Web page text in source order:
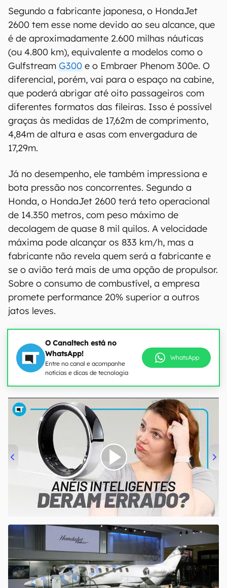
Segundo a fabricante japonesa, o HondaJet
2600 tem esse nome devido ao seu alcance, que
é de aproximadamente 2.600 milhas náuticas
(ou 4.800 km), equivalente a modelos como o
Gulfstream G300 e o Embraer Phenom 300e. O
diferencial, porém, vai para o espaço na cabine,
que poderá abrigar até oito passageiros com
diferentes formatos das fileiras. Isso é possível
graças às medidas de 17,62m de comprimento,
4,84m de altura e asas com envergadura de
17,29m.
Já no desempenho, ele também impressiona e
bota pressão nos concorrentes. Segundo a
Honda, o HondaJet 2600 terá teto operacional
de 14.350 metros, com peso máximo de
decolagem de quase 8 mil quilos. A velocidade
máxima pode alcançar os 833 km/h, mas a
fabricante não revela quem será a fabricante e
se o avião terá mais de uma opção de propulsor.
Sobre o consumo de combustível, a empresa
promete performance 20% superior a outros
jatos leves.
O Canaltech está no
WhatsApp!
Entre no canal e acompanhe
notícias e dicas de tecnologia
WhatsApp
00:00/21:11